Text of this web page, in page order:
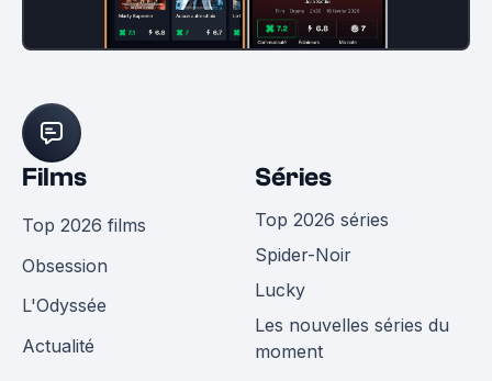
Films
Top 2026 films
Obsession
L'Odyssée
Actualité
Séries
Top 2026 séries
Spider-Noir
Lucky
Les nouvelles séries du
moment